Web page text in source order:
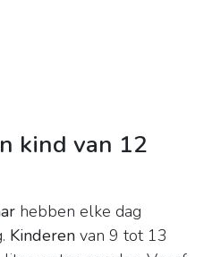
kind van 12
hebben elke dag
Kinderen van 9 tot 13